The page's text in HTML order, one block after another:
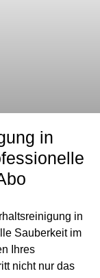
in
in
Sauberkeit im
Ihres
nicht nur das